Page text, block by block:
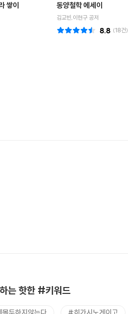
쌓이
동양철학 에세이
김교빈,이현구 공저
(18건)
8.8
는 핫한 #키워드